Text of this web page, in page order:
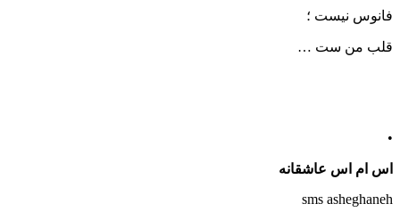
فانوس نیست ؛
قلب من ست …
•
اس ام اس عاشقانه
sms asheghaneh